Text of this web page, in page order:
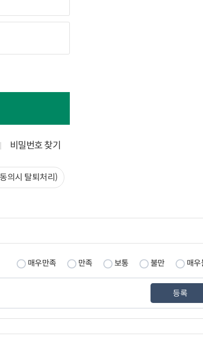
비밀번호 찾기
의시 탈퇴처리)
매우만족 만족 보통 불만
매